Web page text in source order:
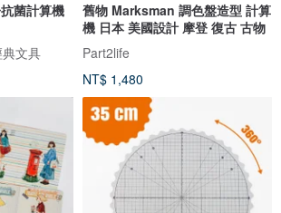
菌計算機
文具
舊物 Marksman 調色盤造型 計算
機 日本 美國設計 摩登 復古 古物
Part2life
NT$ 1,480